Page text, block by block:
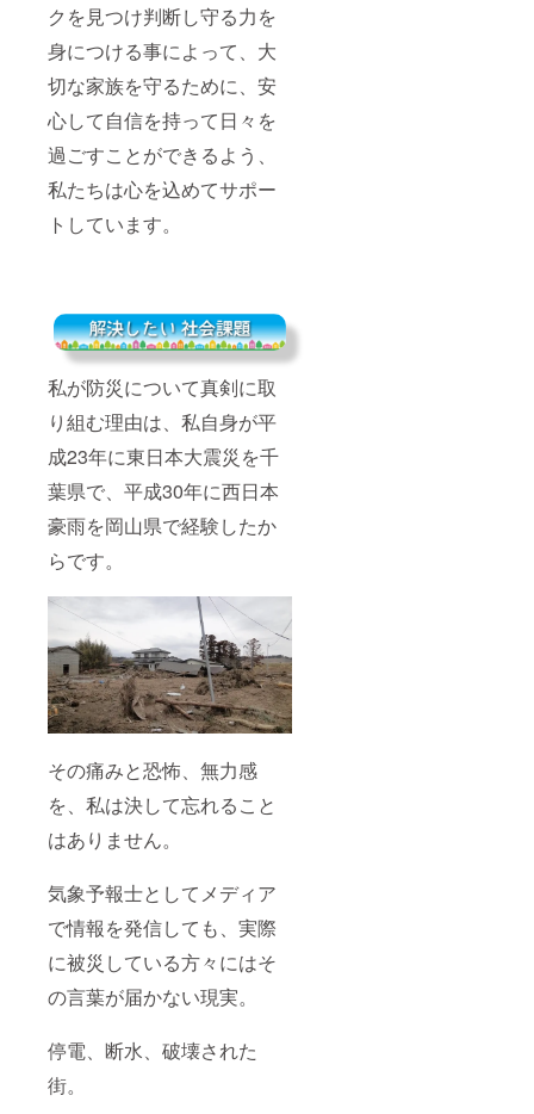
クを見つけ判断し守る力を
身につける事によって、大
切な家族を守るために、安
心して自信を持って日々を
過ごすことができるよう、
私たちは心を込めてサポー
トしています。
私が防災について真剣に取
り組む理由は、私自身が平
成23年に東日本大震災を千
葉県で、平成30年に西日本
豪雨を岡山県で経験したか
らです。
その痛みと恐怖、無力感
を、私は決して忘れること
はありません。
気象予報士としてメディア
で情報を発信しても、実際
に被災している方々にはそ
の言葉が届かない現実。
停電、断水、破壊された
街。